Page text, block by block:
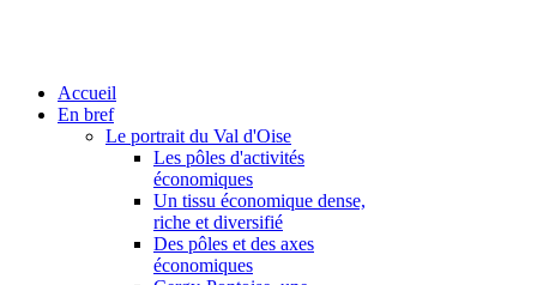
Accueil
En bref
Le portrait du Val d'Oise
Les pôles d'activités
économiques
Un tissu économique dense,
riche et diversifié
Des pôles et des axes
économiques